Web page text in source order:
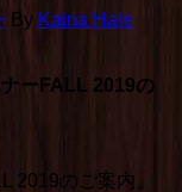
By Kaina Hale
ーFALL 2019の
2019のご案内』